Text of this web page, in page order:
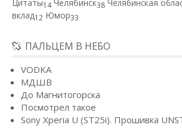
Цитаты14 Челябинск38 Челябинская
вклад12 Юмор33
ПАЛЬЦЕМ В НЕБО
VODKA
МДШВ
До Магнитогорска
Посмотрел такое
Sony Xperia U (ST25i). Прошивка